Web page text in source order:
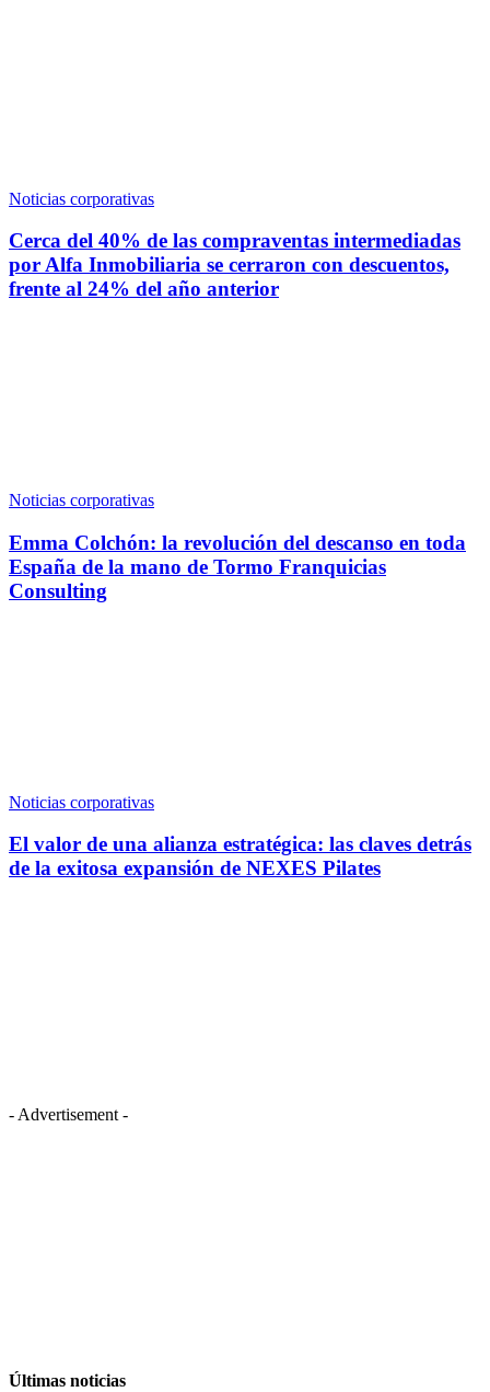
Noticias corporativas
Cerca del 40% de las compraventas intermediadas
por Alfa Inmobiliaria se cerraron con descuentos,
frente al 24% del año anterior
Noticias corporativas
Emma Colchón: la revolución del descanso en toda
España de la mano de Tormo Franquicias
Consulting
Noticias corporativas
El valor de una alianza estratégica: las claves detrás
de la exitosa expansión de NEXES Pilates
- Advertisement -
Últimas noticias